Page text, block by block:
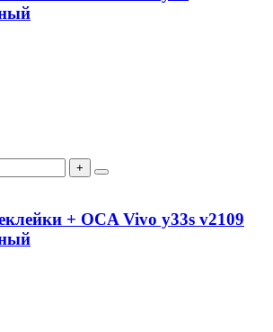
+
+ OCA Vivo y33s v2109